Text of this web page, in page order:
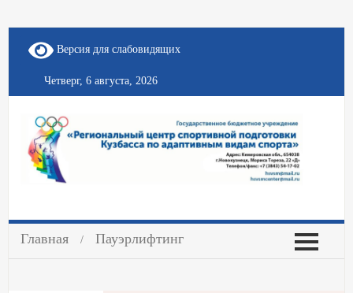
Версия для слабовидящих
Четверг, 6 августа, 2026
Главная Пауэрлифтинг